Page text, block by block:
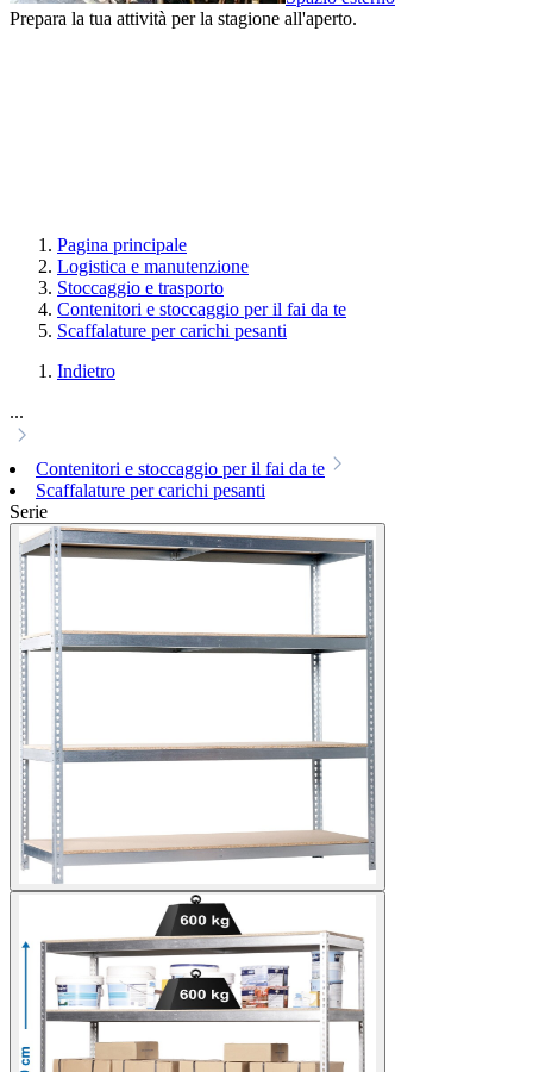
Prepara la tua attività per la stagione all'aperto.
Pagina principale
Logistica e manutenzione
Stoccaggio e trasporto
Contenitori e stoccaggio per il fai da te
Scaffalature per carichi pesanti
Indietro
...
Contenitori e stoccaggio per il fai da te
Scaffalature per carichi pesanti
Serie